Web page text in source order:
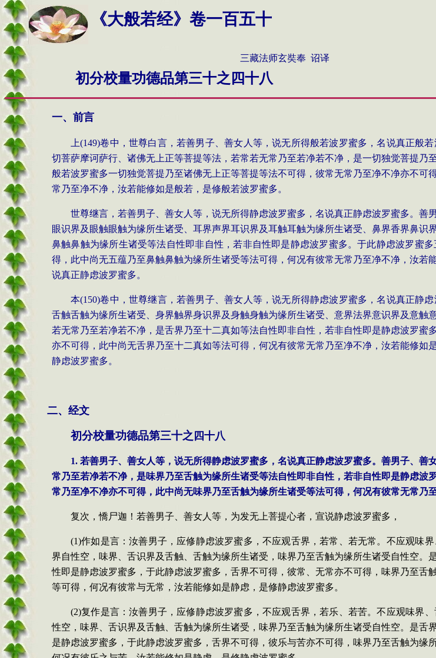
《大般若经》卷一百五十
三藏法师玄奘奉 诏译
初分校量功德品第三十之四十八
一、前言
上(149)卷中，世尊白言，若善男子、善女人等，说无所得般若波罗蜜多，名说真正般
切菩萨摩诃萨行、诸佛无上正等菩提等法，若常若无常乃至若净若不净，是一切独觉菩提
般若波罗蜜多一切独觉菩提乃至诸佛无上正等菩提等法不可得，彼常无常乃至净不净亦不
常乃至净不净，汝若能修如是般若，是修般若波罗蜜多。
世尊继言，若善男子、善女人等，说无所得静虑波罗蜜多，名说真正静虑波罗蜜多。
眼识界及眼触眼触为缘所生诸受、耳界声界耳识界及耳触耳触为缘所生诸受、鼻界香界鼻
鼻触鼻触为缘所生诸受等法自性即非自性，若非自性即是静虑波罗蜜多。于此静虑波罗蜜
得，此中尚无五蕴乃至鼻触鼻触为缘所生诸受等法可得，何况有彼常无常乃至净不净，汝
说真正静虑波罗蜜多。
本(150)卷中，世尊继言，若善男子、善女人等，说无所得静虑波罗蜜多，名说真正静
舌触舌触为缘所生诸受、身界触界身识界及身触身触为缘所生诸受、意界法界意识界及意
若无常乃至若净若不净，是舌界乃至十二真如等法自性即非自性，若非自性即是静虑波罗
亦不可得，此中尚无舌界乃至十二真如等法可得，何况有彼常无常乃至净不净，汝若能修
静虑波罗蜜多。
二、经文
初分校量功德品第三十之 四十八
1. 若善男子、善女人等，说无所得静虑波罗蜜多，名说真正静虑波罗蜜多。善男子、
常乃至若净若不净，是味界乃至舌触为缘所生诸受等法自性即非自性，若非自性即是静虑
常乃至净不净亦不可得，此中尚无味界乃至舌触为缘所生诸受等法可得，何况有彼常无常乃
复次，憍尸迦！若善男子、善女人等，为发无上菩提心者，宣说静虑波罗蜜多，
(1)作如是言：汝善男子，应修静虑波罗蜜多，不应观舌界，若常、若无常。不应观味
界自性空，味界、舌识界及舌触、舌触为缘所生诸受，味界乃至舌触为缘所生诸受自性空
性即是静虑波罗蜜多，于此静虑波罗蜜多，舌界不可得，彼常、无常亦不可得，味界乃至
等可得，何况有彼常与无常，汝若能修如是静虑，是修静虑波罗蜜多。
(2)复作是言：汝善男子，应修静虑波罗蜜多，不应观舌界，若乐、若苦。不应观味界
性空，味界、舌识界及舌触、舌触为缘所生诸受，味界乃至舌触为缘所生诸受自性空。是
是静虑波罗蜜多，于此静虑波罗蜜多，舌界不可得，彼乐与苦亦不可得，味界乃至舌触为缘